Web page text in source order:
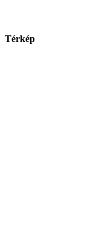
Térkép